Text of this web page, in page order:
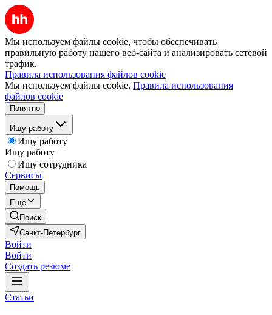
Мы используем файлы cookie, чтобы обеспечивать
правильную работу нашего веб-сайта и анализировать сетевой
трафик.
Правила использования файлов cookie
Мы используем файлы cookie. Правила использования
файлов cookie
Понятно
Ищу работу
Ищу работу
Ищу работу
Ищу сотрудника
Сервисы
Помощь
Ещё
Поиск
Санкт-Петербург
Войти
Войти
Создать резюме
Статьи